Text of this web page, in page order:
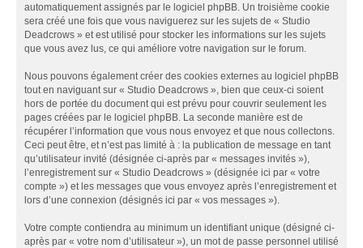
automatiquement assignés par le logiciel phpBB. Un troisième cookie
sera créé une fois que vous naviguerez sur les sujets de « Studio
Deadcrows » et est utilisé pour stocker les informations sur les sujets
que vous avez lus, ce qui améliore votre navigation sur le forum.
Nous pouvons également créer des cookies externes au logiciel phpBB
tout en naviguant sur « Studio Deadcrows », bien que ceux-ci soient
hors de portée du document qui est prévu pour couvrir seulement les
pages créées par le logiciel phpBB. La seconde manière est de
récupérer l’information que vous nous envoyez et que nous collectons.
Ceci peut être, et n’est pas limité à : la publication de message en tant
qu’utilisateur invité (désignée ci-après par « messages invités »),
l’enregistrement sur « Studio Deadcrows » (désignée ici par « votre
compte ») et les messages que vous envoyez après l’enregistrement et
lors d’une connexion (désignés ici par « vos messages »).
Votre compte contiendra au minimum un identifiant unique (désigné ci-
après par « votre nom d’utilisateur »), un mot de passe personnel utilisé